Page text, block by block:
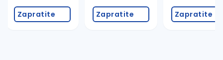
Zapratite Zapratite Zapratite